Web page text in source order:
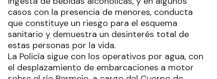
casos con la presencia de menores, conducta
que constituye un riesgo para el esquema
sanitario y demuestra un desinterés total de
estas personas por la vida.
La Policía sigue con los operativos por agua, con
el desplazamiento de embarcaciones a motor